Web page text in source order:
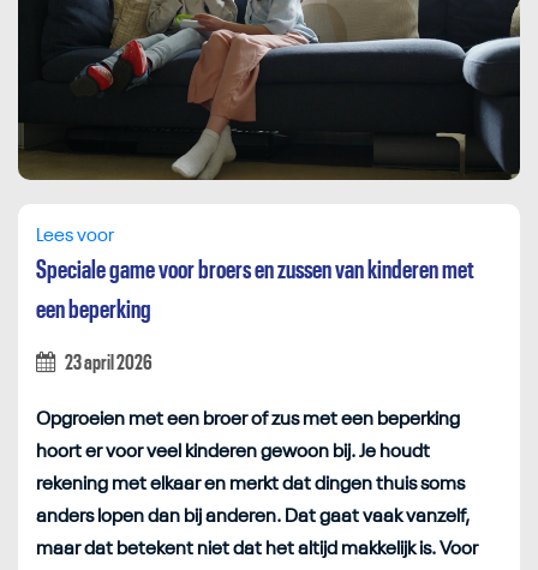
Lees voor
Speciale game voor broers en zussen van kinderen met
een beperking
23 april 2026
Opgroeien met een broer of zus met een beperking
hoort er voor veel kinderen gewoon bij. Je houdt
rekening met elkaar en merkt dat dingen thuis soms
anders lopen dan bij anderen. Dat gaat vaak vanzelf,
maar dat betekent niet dat het altijd makkelijk is. Voor